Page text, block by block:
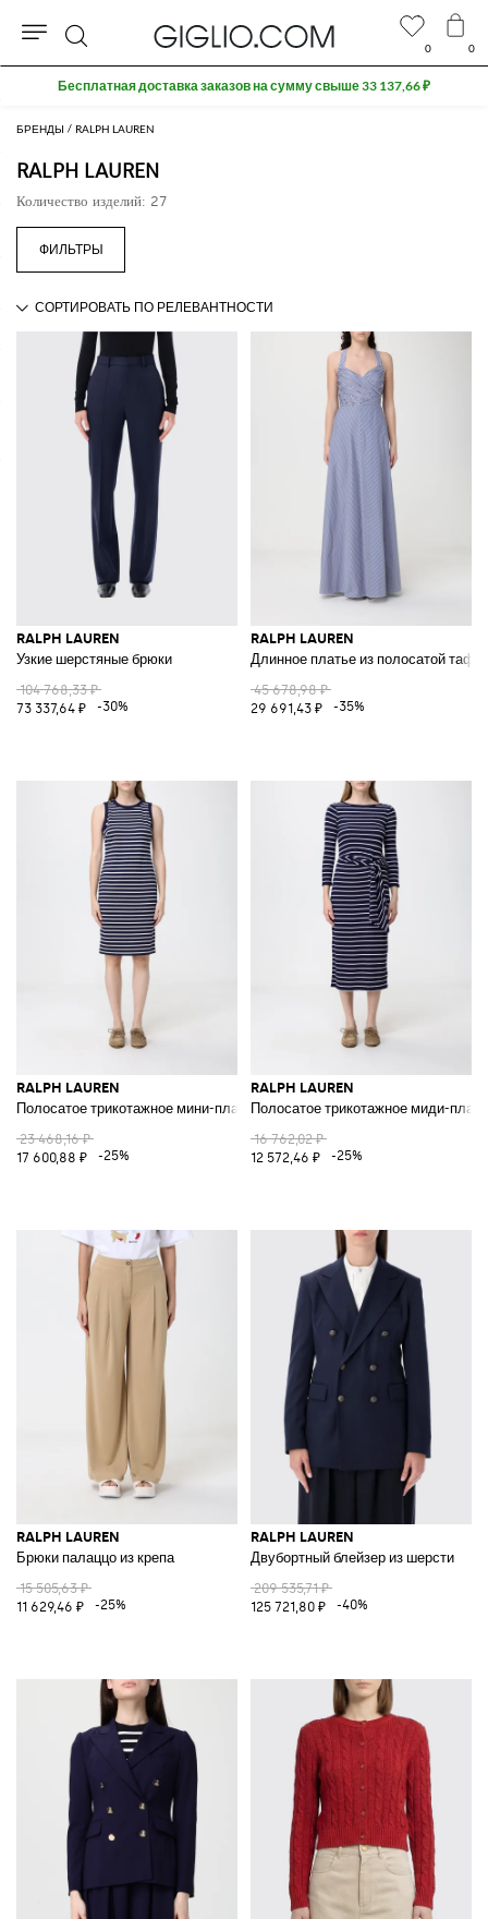
БРЕНДЫ RALPH LAUREN
RALPH LAUREN
Количество изделий: 27
RALPH LAUREN
Узкие шерстяные брюки
104 768,33 ₽
73 337,64 ₽
-30%
RALPH LAUREN
Длинное платье из полосатой
45 678,98 ₽
29 691,43 ₽
-35%
RALPH LAUREN
Полосатое трикотажное мини-платье
23 468,16 ₽
17 600,88 ₽
-25%
RALPH LAUREN
Полосатое трикотажное миди-
16 762,02 ₽
12 572,46 ₽
-25%
RALPH LAUREN
Брюки палаццо из крепа
15 505,63 ₽
11 629,46 ₽
-25%
RALPH LAUREN
Двубортный блейзер из шерсти
209 535,71 ₽
125 721,80 ₽
-40%
0 0
Поиск
Бесплатная доставка заказов на сумму свыше 33 137,66 ₽